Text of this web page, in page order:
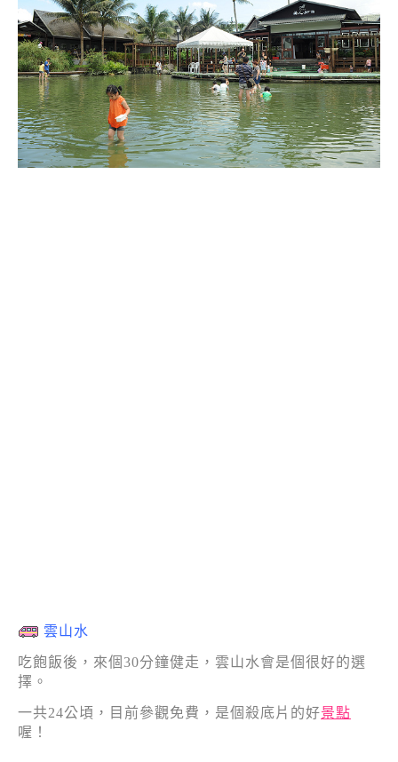
雲山水
吃飽飯後，來個30分鐘健走，雲山水會是個很好的選
擇。
一共24公頃，目前參觀免費，是個殺底片的好景點
喔！